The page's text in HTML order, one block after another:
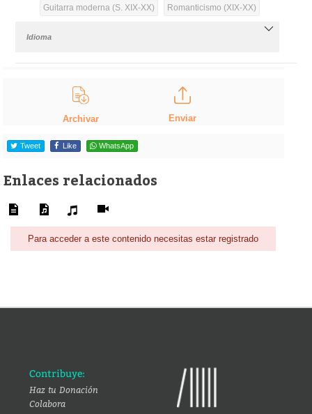
Guitarra moderna (S. XIX-XX) Romanticismo (XIX-XX)
Idioma
Archivar Enviar
Tweet Like WhatsApp
Enlaces relacionados
Para acceder a este contenido necesitas estar registrado
Contribuye:
Haz tu Donación
Colabora